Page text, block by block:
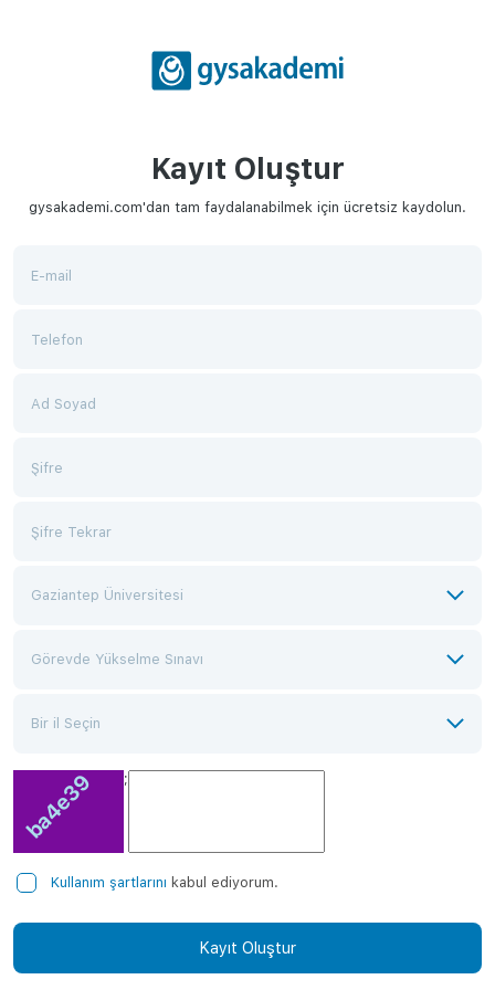
Kayıt Oluştur
gysakademi.com'dan tam faydalanabilmek için ücretsiz kaydolun.
;
Kullanım şartlarını kabul ediyorum.